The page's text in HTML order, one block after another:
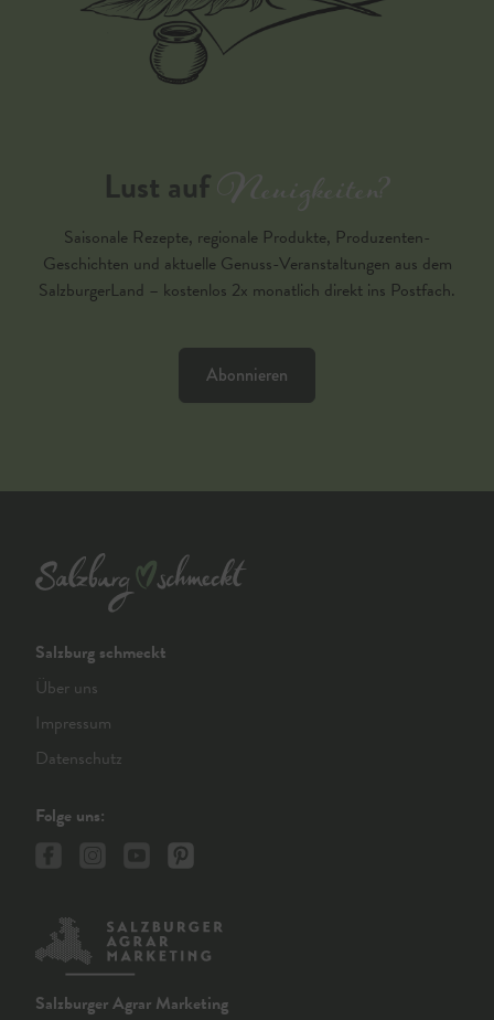
Lust aufNeuigkeiten?
Saisonale Rezepte, regionale Produkte, Produzenten-
Geschichten und aktuelle Genuss-Veranstaltungen aus dem
SalzburgerLand – kostenlos 2x monatlich direkt ins Postfach.
Abonnieren
Salzburg schmeckt
Über uns
Impressum
Datenschutz
Folge uns:
Salzburger Agrar Marketing